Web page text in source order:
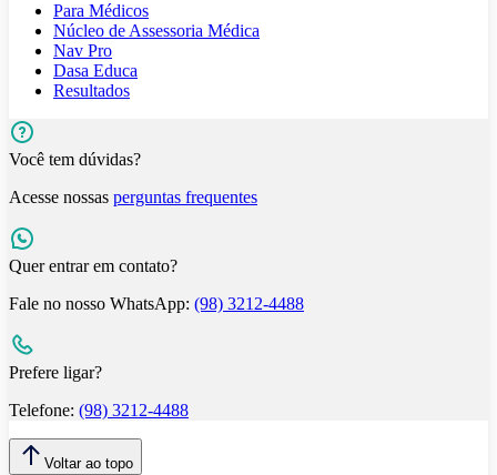
Para Médicos
Núcleo de Assessoria Médica
Nav Pro
Dasa Educa
Resultados
Você tem dúvidas?
Acesse nossas perguntas frequentes
Quer entrar em contato?
Fale no nosso WhatsApp: (98) 3212-4488
Prefere ligar?
Telefone: (98) 3212-4488
Voltar ao topo